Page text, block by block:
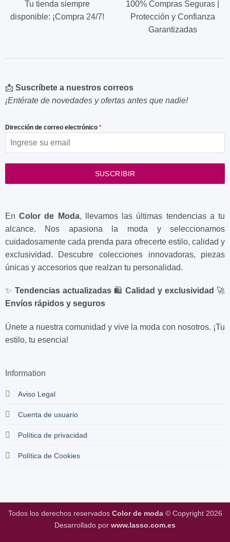
Tu tienda siempre
disponible: ¡Compra 24/7!
100% Compras Seguras |
Protección y Confianza
Garantizadas
EnColor de Moda, llevamos las últimas tendencias a tu
alcance. Nos apasiona la moda y seleccionamos
cuidadosamente cada prenda para ofrecerte estilo, calidad y
exclusividad. Descubre colecciones innovadoras, piezas
únicas y accesorios que realzan tu personalidad.
✨ Tendencias actualizadas🛍️Calidad y exclusividad 🚀
Envíos rápidos y seguros
Únete a nuestra comunidad y vive la moda con nosotros. ¡Tu
estilo, tu esencia!
Information
Aviso Legal
Cuenta de usuario
Política de privacidad
Política de Cookies
📩 Suscríbete a nuestros correos
¡Entérate de novedades y ofertas antes que nadie!
Dirección de correo electrónico *
SUSCRIBIR
Todos los derechos reservados Color de moda© Copyright 2026
Desarrollado por www.lasso.com.es